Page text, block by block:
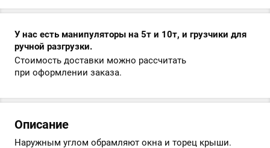
У нас есть манипуляторы на 5т и 10т, и грузчики для
ручной разгрузки.
Стоимость доставки можно рассчитать
при оформлении заказа.
Описание
Наружным углом обрамляют окна и торец крыши.